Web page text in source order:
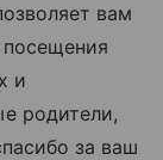
вам
и
родители,
за ваш